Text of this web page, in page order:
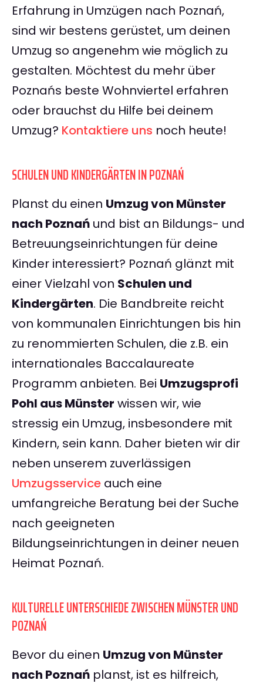
Erfahrung in Umzügen nach Poznań,
sind wir bestens gerüstet, um deinen
Umzug so angenehm wie möglich zu
gestalten. Möchtest du mehr über
Poznańs beste Wohnviertel erfahren
oder brauchst du Hilfe bei deinem
Umzug? Kontaktiere uns noch heute!
SCHULEN UND KINDERGÄRTEN IN POZNAŃ
Planst du einen Umzug von Münster
nach Poznań und bist an Bildungs- und
Betreuungseinrichtungen für deine
Kinder interessiert? Poznań glänzt mit
einer Vielzahl von Schulen und
Kindergärten. Die Bandbreite reicht
von kommunalen Einrichtungen bis hin
zu renommierten Schulen, die z.B. ein
internationales Baccalaureate
Programm anbieten. Bei Umzugsprofi
Pohl aus Münster wissen wir, wie
stressig ein Umzug, insbesondere mit
Kindern, sein kann. Daher bieten wir dir
neben unserem zuverlässigen
Umzugsservice auch eine
umfangreiche Beratung bei der Suche
nach geeigneten
Bildungseinrichtungen in deiner neuen
Heimat Poznań.
KULTURELLE UNTERSCHIEDE ZWISCHEN MÜNSTER UND
POZNAŃ
Bevor du einen Umzug von Münster
nach Poznań planst, ist es hilfreich,